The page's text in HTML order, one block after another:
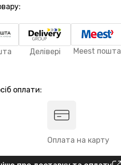
Делівері Meest пошта
оплати:
Оплата на карту